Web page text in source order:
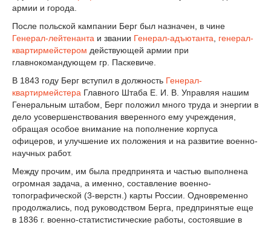
армии и города.
После польской кампании Берг был назначен, в чине
Генерал-лейтенанта и звании Генерал-адъютанта
генерал-
квартирмейстером действующей армии при
главнокомандующем гр. Паскевиче.
В 1843 году Берг вступил в должность Генерал-
квартирмейстера Главного Штаба Е. И. В. Управляя нашим
Генеральным штабом, Берг положил много труда и энергии в
дело усовершенствования вверенного ему учреждения,
обращая особое внимание на пополнение корпуса
офицеров, и улучшение их положения и на развитие военно-
научных работ.
Между прочим, им была предпринята и частью выполнена
огромная задача, а именно, составление военно-
топографической (3-верстн.) карты России. Одновременно
продолжались, под руководством Берга, предпринятые еще
в 1836 г. военно-статистистические работы, состоявшие в